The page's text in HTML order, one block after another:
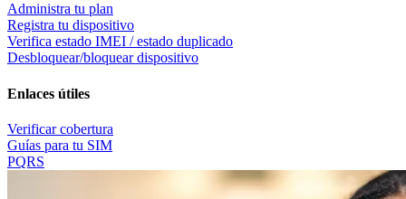
Administra tu plan
Registra tu dispositivo
Verifica estado IMEI / estado duplicado
Desbloquear/bloquear dispositivo
Enlaces útiles
Verificar cobertura
Guías para tu SIM
PQRS